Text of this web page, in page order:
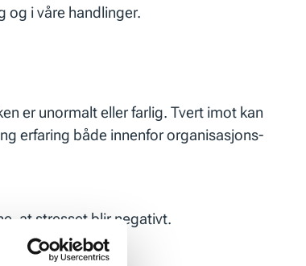
og i våre handlinger.
er unormalt eller farlig. Tvert imot kan
erfaring både innenfor organisasjons-
at stresset blir negativt.